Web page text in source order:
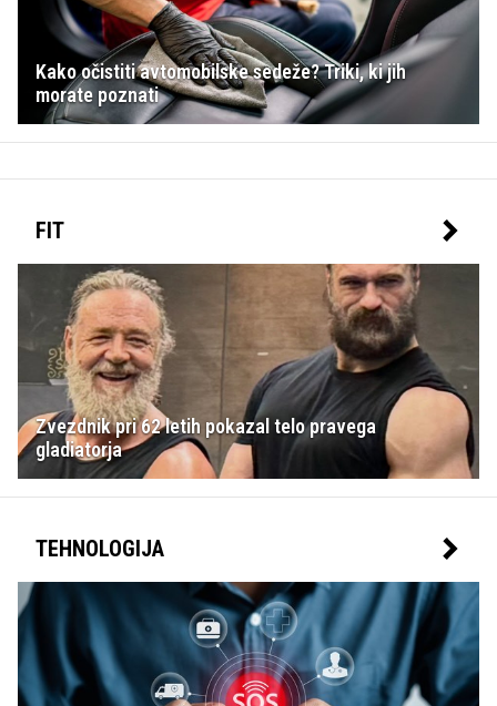
Kako očistiti avtomobilske sedeže? Triki, ki jih
morate poznati
FIT
Zvezdnik pri 62 letih pokazal telo pravega
gladiatorja
TEHNOLOGIJA